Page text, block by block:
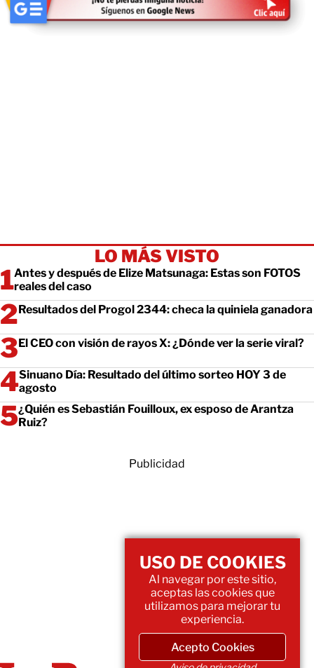
LO MÁS VISTO
Antes y después de Elize Matsunaga: Estas son FOTOS
reales del caso
Resultados del Progol 2344: checa la quiniela ganadora
El CEO con visión de rayos X: ¿Dónde ver la serie viral?
Sinuano Día: Resultado del último sorteo HOY 3 de
agosto
¿Quién es Sebastián Fouilloux, ex esposo de Arantza
Ruiz?
Publicidad
USO DE COOKIES
Al navegar por este sitio,
aceptas las cookies que
utilizamos para mejorar tu
experiencia.
Acepto Cookies